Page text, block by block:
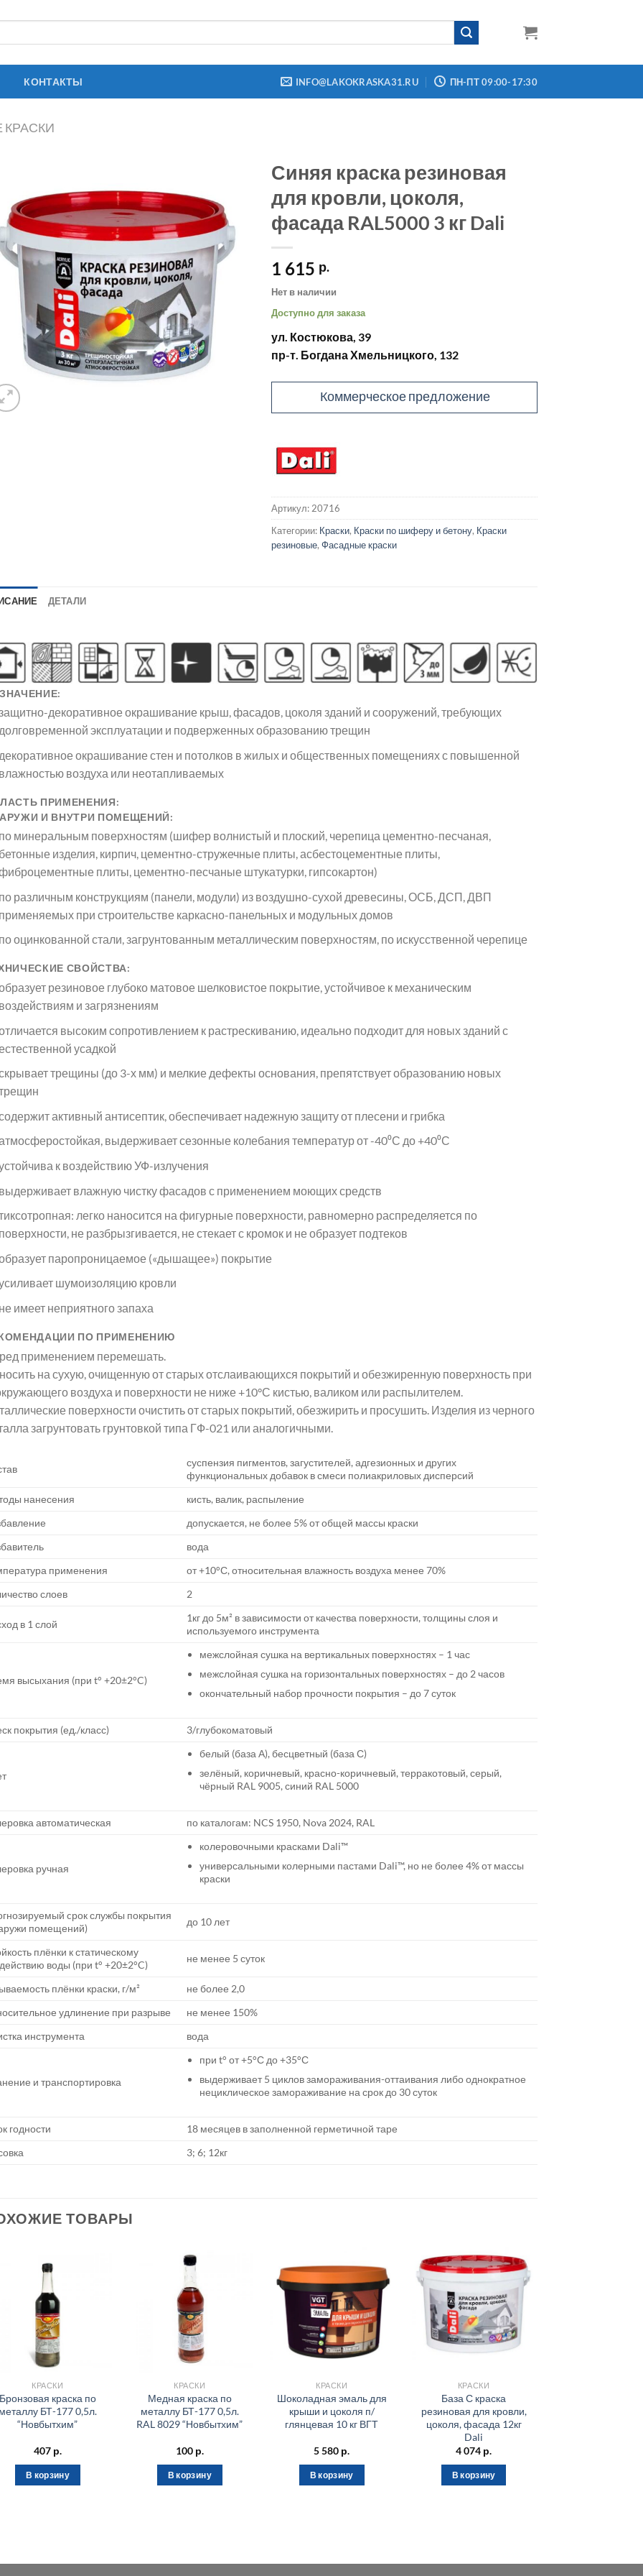
КОНТАКТЫ INFO@LAKOKRASKA31.RU ПН-ПТ 09:00-17:30
Синяя краска резиновая
для кровли, цоколя,
фасада RAL5000 3 кг Dali
1 615 р.
Нет в наличии
Доступно для заказа
ул. Костюкова, 39
пр-т. Богдана Хмельницкого, 132
Коммерческое предложение
Артикул:20716
Категории: Краски, Краски по шиферу и бетону, Краски
резиновые,Фасадные краски
ДЕТАЛИ
декоративное окрашивание крыш, фасадов, цоколя зданий и сооружений, требующих
долговременной эксплуатации и подверженных образованию трещин
декоративное окрашивание стен и потолков в жилых и общественных помещениях с повышенной
влажностью воздуха или неотапливаемых
ПРИМЕНЕНИЯ:
И ВНУТРИ ПОМЕЩЕНИЙ:
по минеральным поверхностям (шифер волнистый и плоский, черепица цементно-песчаная,
бетонные изделия, кирпич, цементно-стружечные плиты, асбестоцементные плиты,
плиты, цементно-песчаные штукатурки, гипсокартон)
по различным конструкциям (панели, модули) из воздушно-сухой древесины, ОСБ, ДСП, ДВП
применяемых при строительстве каркасно-панельных и модульных домов
по оцинкованной стали, загрунтованным металлическим поверхностям, по искусственной черепице
СВОЙСТВА:
резиновое глубоко матовое шелковистое покрытие, устойчивое к механическим
воздействиям и загрязнениям
высоким сопротивлением к растрескиванию, идеально подходит для новых зданий с
усадкой
трещины (до 3-х мм) и мелкие дефекты основания, препятствует образованию новых
активный антисептик, обеспечивает надежную защиту от плесени и грибка
выдерживает сезонные колебания температур от -40⁰С до +40⁰С
к воздействию УФ-излучения
выдерживает влажную чистку фасадов с применением моющих средств
легко наносится на фигурные поверхности, равномерно распределяется по
поверхности, не разбрызгивается, не стекает с кромок и не образует подтеков
паропроницаемое («дышащее») покрытие
шумоизоляцию кровли
не имеет неприятного запаха
ПО ПРИМЕНЕНИЮ
применением перемешать.
на сухую, очищенную от старых отслаивающихся покрытий и обезжиренную поверхность при
воздуха и поверхности не ниже +10°С кистью, валиком или распылителем.
поверхности очистить от старых покрытий, обезжирить и просушить. Изделия из черного
загрунтовать грунтовкой типа ГФ-021 или аналогичными.
суспензия пигментов, загустителей, адгезионных и других
функциональных добавок в смеси полиакриловых дисперсий
нанесения
кисть, валик, распыление
допускается, не более 5% от общей массы краски
вода
применения
от +10°С, относительная влажность воздуха менее 70%
слоев
2
в 1 слой
1кг до 5м² в зависимости от качества поверхности, толщины слоя и
используемого инструмента
высыхания (при t° +20±2°C)
межслойная сушка на вертикальных поверхностях – 1 час
межслойная сушка на горизонтальных поверхностях – до 2 часов
окончательный набор прочности покрытия – до 7 суток
покрытия (ед./класс) 3/глубокоматовый
белый (база А), бесцветный (база С)
зелёный, коричневый, красно-коричневый, терракотовый, серый,
чёрный RAL 9005, синий RAL 5000
автоматическая по каталогам: NCS 1950, Nova 2024, RAL
ручная
колеровочными красками Dali™
универсальными колерными пастами Dali™, но не более 4% от массы
краски
cрок службы покрытия
помещений)
до 10 лет
плёнки к статическому
воды (при t° +20±2°C)
не менее 5 суток
плёнки краски, г/м²
не более 2,0
удлинение при разрыве
не менее 150%
инструмента
вода
и транспортировка
при t° от +5°С до +35°С
выдерживает 5 циклов замораживания-оттаивания либо однократное
нециклическое замораживание на срок до 30 суток
годности
18 месяцев в заполненной герметичной таре
3; 6; 12кг
ТОВАРЫ
КРАСКИ
Бронзовая краска по
металлу БТ-177 0,5л.
“Новбытхим”
407 р.
В корзину
КРАСКИ
Медная краска по
металлу БТ-177 0,5л.
RAL 8029 “Новбытхим”
100 р.
В корзину
КРАСКИ
Шоколадная эмаль для
крыши и цоколя п/
глянцевая 10 кг ВГТ
5 580 р.
В корзину
КРАСКИ
База С краска
резиновая для кровли,
цоколя, фасада 12кг
Dali
4 074 р.
В корзину